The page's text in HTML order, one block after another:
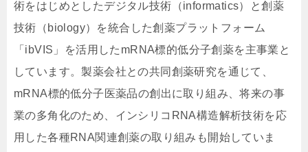
術をはじめとしたデジタル技術（informatics）と創薬
技術（biology）を統合した創薬プラットフォーム
「ibVIS」を活用したmRNA標的低分子創薬を主事業と
しています。製薬会社との共同創薬研究を通じて、
mRNA標的低分子医薬品の創出に取り組み、将来の事
業の多角化のため、インシリコRNA構造解析技術を応
用した各種RNA関連創薬の取り組みも開始していま